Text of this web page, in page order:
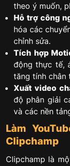
theo ý muốn,
Hỗ trợ công
hóa các
chỉnh sửa.
Tích hợp
động thực tế,
tăng tính chân
Xuất video
độ phân giải
và các nền
Làm
Clipchamp
Clipchamp là